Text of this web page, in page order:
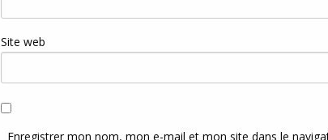
Site web
Enregistrer mon nom, mon e-mail et mon site dans le